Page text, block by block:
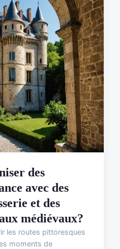
des
avec des
et des
médiévaux?
les routes pittoresques
moments de